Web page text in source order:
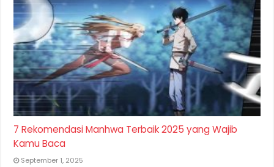
7 Rekomendasi Manhwa Terbaik 2025 yang Wajib
Kamu Baca
September 1, 2025